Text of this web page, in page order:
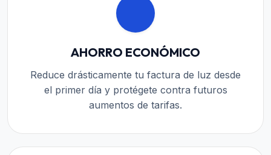
AHORRO ECONÓMICO
Reduce drásticamente tu factura de luz desde
el primer día y protégete contra futuros
aumentos de tarifas.